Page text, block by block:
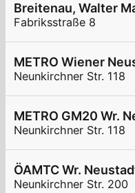
Breitenau, Walter
Fabriksstraße 8
METRO Wiener
Neunkirchner Str. 118
METRO GM20 Wr.
Neunkirchner Str. 118
ÖAMTC Wr.
Neunkirchner Str. 200